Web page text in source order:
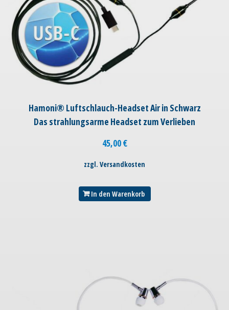
Hamoni® Luftschlauch-Headset Air in Schwarz
Das strahlungsarme Headset zum Verlieben
45,00€
zzgl. Versandkosten
In den Warenkorb